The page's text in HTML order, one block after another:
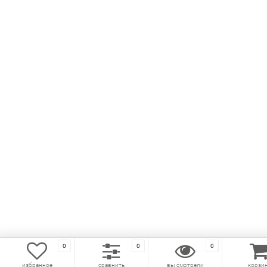
0
избранное
0
сравнить
0
вы смотрели